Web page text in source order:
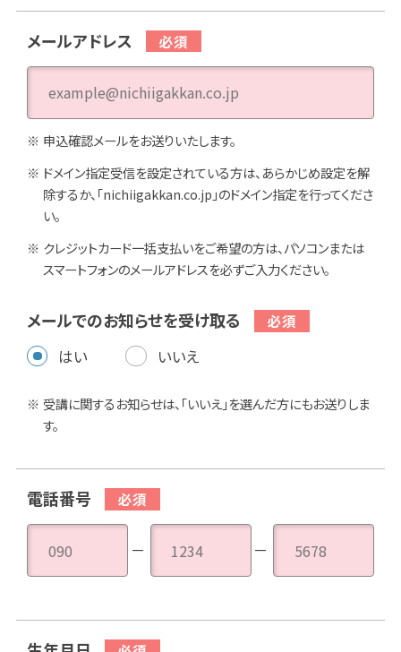
メールアドレス
申込確認メールをお送りいたします。
ドメイン指定受信を設定されている方は、あらかじめ設定を解
除するか、「nichiigakkan.co.jp」のドメイン指定を行ってくださ
い。
クレジットカード一括支払いをご希望の方は、パソコンまたは
スマートフォンのメールアドレスを必ずご入力ください。
メールでのお知らせを受け取る
はい いいえ
受講に関するお知らせは、「いいえ」を選んだ方にもお送りしま
す。
電話番号
－ －